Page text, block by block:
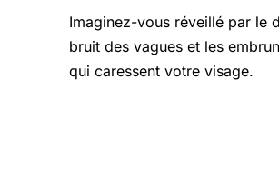
Imaginez-vous réveillé par le
bruit des vagues et les
qui caressent votre visage.